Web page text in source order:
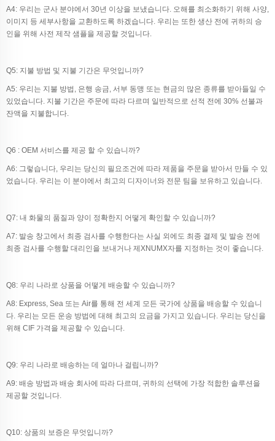
A4: 우리는 군사 분야에서 30년 이상을 보냈습니다. 오해를 최소화하기 위해 사양,
이미지 등 세부사항을 교환하도록 하겠습니다. 우리는 또한 생산 전에 귀하의 승
인을 위해 사전 제작 샘플을 제공할 것입니다.
Q5: 지불 방법 및 지불 기간은 무엇입니까?
A5: 우리는 지불 방법, 은행 송금, 서부 동맹 또는 현금의 많은 종류를 받아들일 수
있었습니다. 지불 기간은 주문에 따라 다르며 일반적으로 선적 전에 30% 선불과
잔액을 지불합니다.
Q6 : OEM 서비스를 제공 할 수 있습니까?
A6: 그렇습니다, 우리는 당신의 필요조건에 따라 제품을 주문을 받아서 만들 수 있
었습니다. 우리는 이 분야에서 최고의 디자이너와 전문 팀을 보유하고 있습니다.
Q7: 내 화물의 품질과 양이 정확한지 어떻게 확인할 수 있습니까?
A7: 발송 창고에서 최종 검사를 수행한다는 사실 외에도 최종 결제 및 발송 전에
최종 검사를 수행할 대리인을 보내거나 제XNUMX자를 지정하는 것이 좋습니다.
Q8: 우리 나라로 상품을 어떻게 배송할 수 있습니까?
A8: Express, Sea 또는 Air를 통해 전 세계 모든 국가에 상품을 배송할 수 있습니
다. 우리는 모든 운송 방법에 대해 최고의 요금을 가지고 있습니다. 우리는 당신을
위해 CIF 가격을 제공할 수 있습니다.
Q9: 우리 나라로 배송하는 데 얼마나 걸립니까?
A9: 배송 방법과 배송 회사에 따라 다르며, 귀하의 선택에 가장 적합한 솔루션을
제공할 것입니다.
Q10: 상품의 보증은 무엇입니까?